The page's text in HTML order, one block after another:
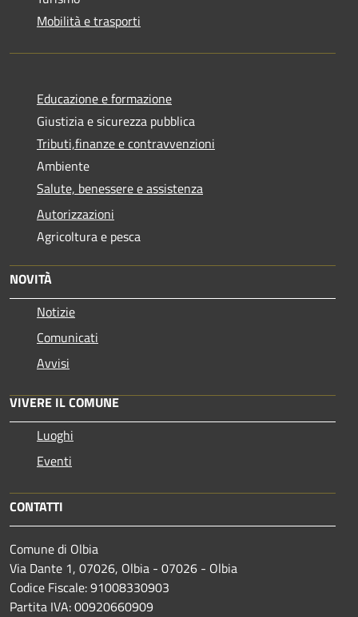
Mobilità e trasporti
Educazione e formazione
Giustizia e sicurezza pubblica
Tributi,finanze e contravvenzioni
Ambiente
Salute, benessere e assistenza
Autorizzazioni
Agricoltura e pesca
NOVITÀ
Notizie
Comunicati
Avvisi
VIVERE IL COMUNE
Luoghi
Eventi
CONTATTI
Comune di Olbia
Via Dante 1, 07026, Olbia - 07026 - Olbia
Codice Fiscale: 91008330903
Partita IVA: 00920660909